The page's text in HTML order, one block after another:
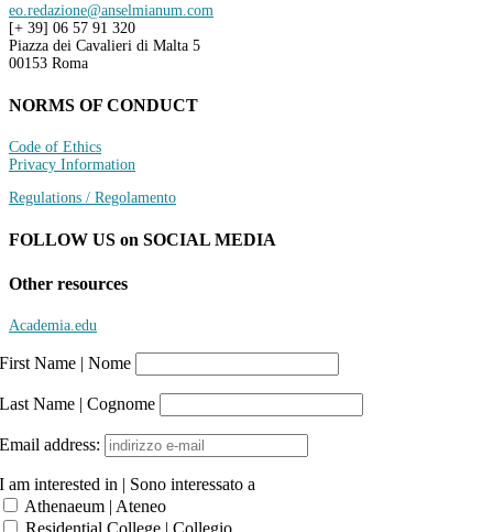
eo.redazione@anselmianum.com
[+ 39] 06 57 91 320
Piazza dei Cavalieri di Malta 5
00153 Roma
NORMS OF CONDUCT
Code of Ethics
Privacy Information
Regulations / Regolamento
FOLLOW US on SOCIAL MEDIA
Other resources
Academia.edu
First Name | Nome
Last Name | Cognome
Email address:
I am interested in | Sono interessato a
Athenaeum | Ateneo
Residential College | Collegio